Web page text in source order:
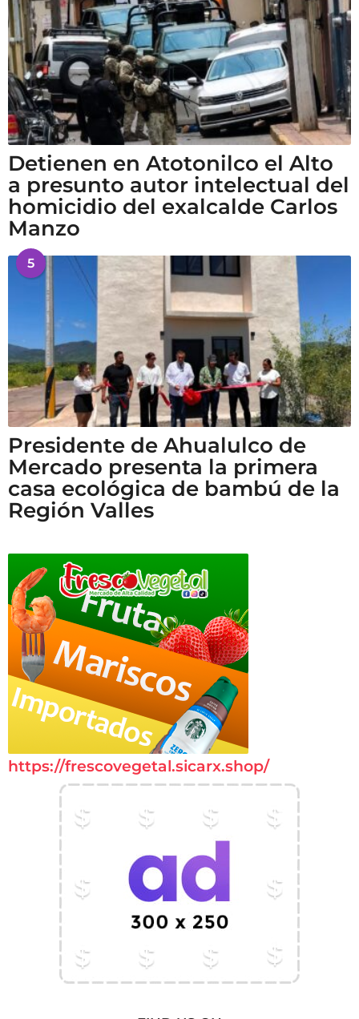
Detienen en Atotonilco el Alto
a presunto autor intelectual del
homicidio del exalcalde Carlos
Manzo
5
Presidente de Ahualulco de
Mercado presenta la primera
casa ecológica de bambú de la
Región Valles
https://frescovegetal.sicarx.shop/